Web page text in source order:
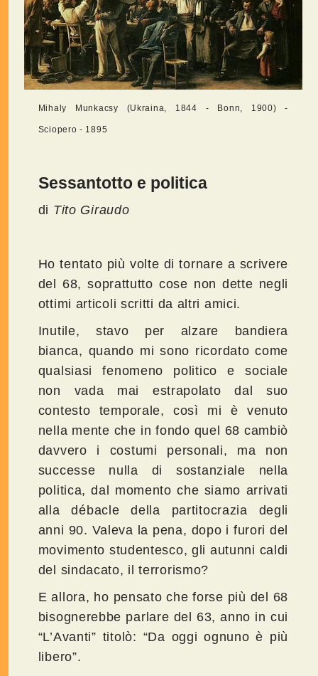
Mihaly Munkacsy (Ukraina, 1844 - Bonn, 1900) -
Sciopero - 1895
Sessantotto e politica
di Tito Giraudo
Ho tentato più volte di tornare a scrivere
del 68, soprattutto cose non dette negli
ottimi articoli scritti da altri amici.
Inutile, stavo per alzare bandiera
bianca, quando mi sono ricordato come
qualsiasi fenomeno politico e sociale
non vada mai estrapolato dal suo
contesto temporale, così mi è venuto
nella mente che in fondo quel 68 cambiò
davvero i costumi personali, ma non
successe nulla di sostanziale nella
politica, dal momento che siamo arrivati
alla débacle della partitocrazia degli
anni 90. Valeva la pena, dopo i furori del
movimento studentesco, gli autunni caldi
del sindacato, il terrorismo?
E allora, ho pensato che forse più del 68
bisognerebbe parlare del 63, anno in cui
“L’Avanti” titolò: “Da oggi ognuno è più
libero”.